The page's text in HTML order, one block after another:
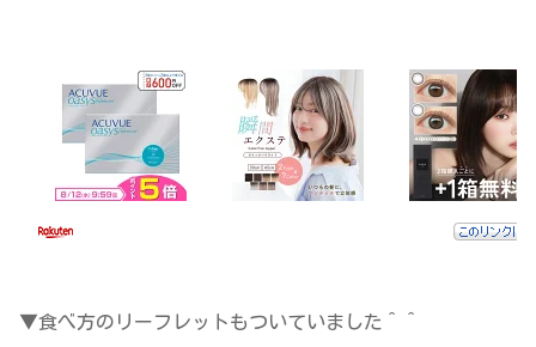
▼食べ方のリーフレットもついていました＾＾